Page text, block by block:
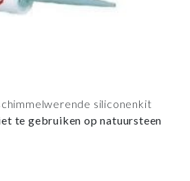
siliconenkit
te gebruiken op natuursteen